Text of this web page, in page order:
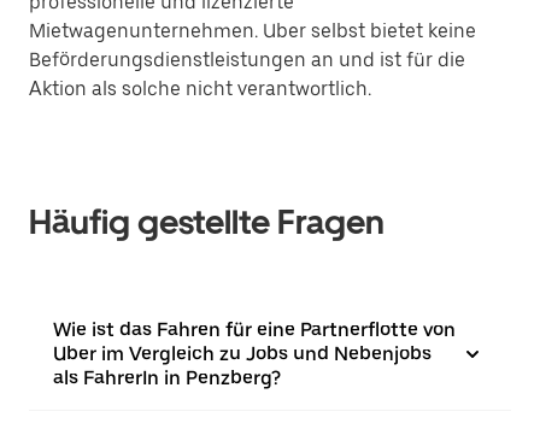
Mietwagenunternehmen. Uber selbst bietet keine
Beförderungsdienstleistungen an und ist für die
Aktion als solche nicht verantwortlich.
Häufig gestellte Fragen
Wie ist das Fahren für eine Partnerflotte von
Uber im Vergleich zu Jobs und Nebenjobs
als FahrerIn in Penzberg?